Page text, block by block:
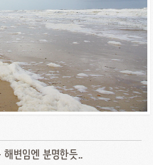
변임엔 분명한듯..